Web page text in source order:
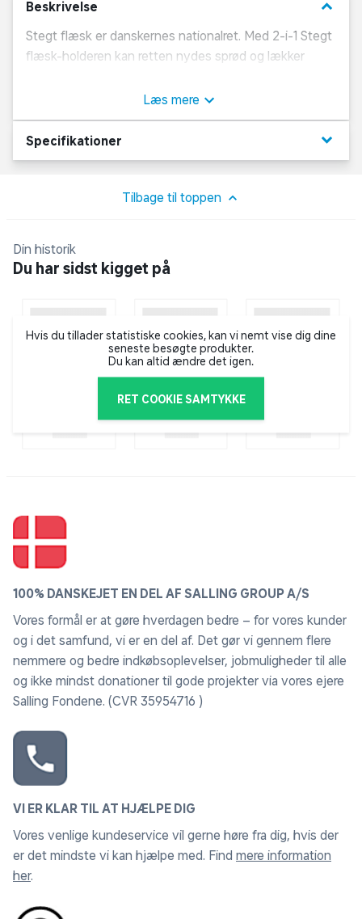
Beskrivelse keyboard_arrow_down
Stegt flæsk er danskernes nationalret. Med 2-i-1 Stegt
flæsk-holderen kan retten nydes sprød og lækker
I køkkenet:
Salt flæskestykkerne på begge sider og stil dem på
højkant i holderens riller. Placer holderen i den
holderen med flæsket på grillen. Grill det, til det er
sprødt ca. 35 min.
Tips:
Den medfølgende brandepande kan også bruges til at
lave omelet, tærte eller kage.
Læs mere
Specifikationer keyboard_arrow_down
Tilbage til toppen
Din historik
Du har sidst kigget på
Hvis du tillader statistiske cookies, kan vi nemt vise dig dine
seneste besøgte produkter.
Du kan altid ændre det igen.
RET COOKIE SAMTYKKE
100% DANSKEJET EN DEL AF SALLING GROUP A/S
Vores formål er at gøre hverdagen bedre – for vores kunder
og i det samfund, vi er en del af. Det gør vi gennem flere
nemmere og bedre indkøbsoplevelser, jobmuligheder til alle
og ikke mindst donationer til gode projekter via vores ejere
Salling Fondene. (CVR 35954716 )
VI ER KLAR TIL AT HJÆLPE DIG
Vores venlige kundeservice vil gerne høre fra dig, hvis der
er det mindste vi kan hjælpe med. Find mere information
her.